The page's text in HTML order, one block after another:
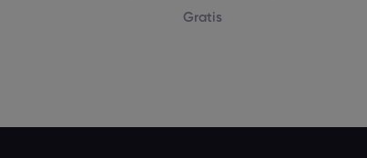
Gratis